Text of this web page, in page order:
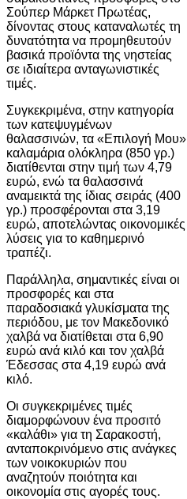
Σούπερ Μάρκετ Πρωτέας,
δίνοντας στους καταναλωτές τη
δυνατότητα να προμηθευτούν
βασικά προϊόντα της νηστείας
σε ιδιαίτερα ανταγωνιστικές
τιμές.
Συγκεκριμένα, στην κατηγορία
των κατεψυγμένων
θαλασσινών, τα «Επιλογή Μου»
καλαμάρια ολόκληρα (850 γρ.)
διατίθενται στην τιμή των 4,79
ευρώ, ενώ τα θαλασσινά
αναμεικτά της ίδιας σειράς (400
γρ.) προσφέρονται στα 3,19
ευρώ, αποτελώντας οικονομικές
λύσεις για το καθημερινό
τραπέζι.
Παράλληλα, σημαντικές είναι οι
προσφορές και στα
παραδοσιακά γλυκίσματα της
περιόδου, με τον Μακεδονικό
χαλβά να διατίθεται στα 6,90
ευρώ ανά κιλό και τον χαλβά
Έδεσσας στα 4,19 ευρώ ανά
κιλό.
Οι συγκεκριμένες τιμές
διαμορφώνουν ένα προσιτό
«καλάθι» για τη Σαρακοστή,
ανταποκρινόμενο στις ανάγκες
των νοικοκυριών που
αναζητούν ποιότητα και
οικονομία στις αγορές τους.